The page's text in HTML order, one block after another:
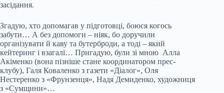
засідання.
Згадую, хто допомагав у підготовці, боюся когось
забути… А без допомоги – ніяк, бо доручили
організувати й каву та бутерброди, а тоді – який
кейтеринг і взагалі… Пригадую, були зі мною Алла
Акіменко (вона пізніше стане координатором прес-
клубу), Галя Коваленко з газети «Діалог», Оля
Нестеренко з «Фрунзенця», Надя Демиденко, художниця
з «Сумщини»…